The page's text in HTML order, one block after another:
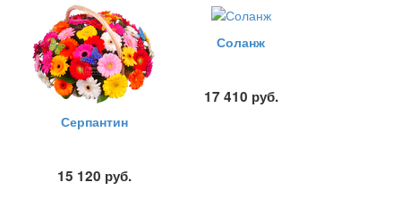
Серпантин
15 120 руб.
Соланж
17 410 руб.